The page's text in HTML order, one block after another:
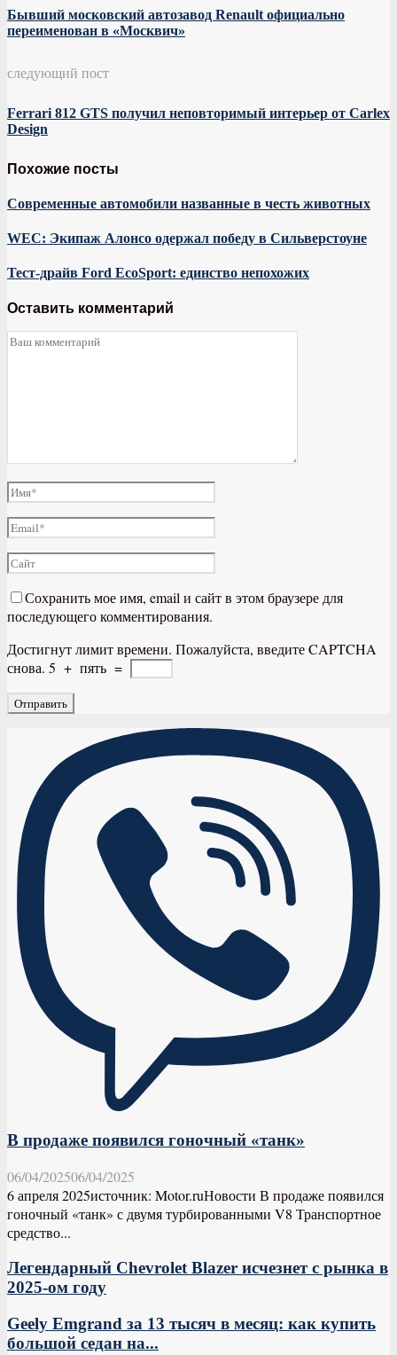
Бывший московский автозавод Renault официально
переименован в «Москвич»
следующий пост
Ferrari 812 GTS получил неповторимый интерьер от Carlex
Design
Похожие посты
Современные автомобили названные в честь животных
WEC: Экипаж Алонсо одержал победу в Сильверстоуне
Тест-драйв Ford EcoSport: единство непохожих
Оставить комментарий
Сохранить мое имя, email и сайт в этом браузере для
последующего комментирования.
Достигнут лимит времени. Пожалуйста, введите CAPTCHA
снова. 5 + пять =
В продаже появился гоночный «танк»
06/04/202506/04/2025
6 апреля 2025источник: Motor.ruНовости В продаже появился
гоночный «танк» с двумя турбированными V8 Транспортное
средство...
Легендарный Chevrolet Blazer исчезнет с рынка в
2025-ом году
Geely Emgrand за 13 тысяч в месяц: как купить
большой седан на...